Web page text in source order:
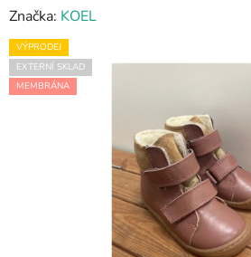
Značka: KOEL
VÝPRODEJ
EXTERNÍ SKLAD
MEMBRÁNA